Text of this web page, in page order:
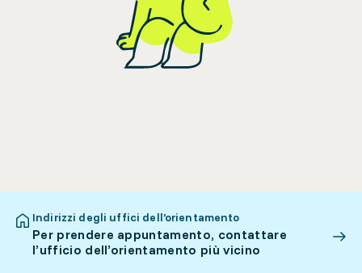
Indirizzi degli uffici dell’orientamento
Per prendere appuntamento, contattare
l’ufficio dell’orientamento più vicino